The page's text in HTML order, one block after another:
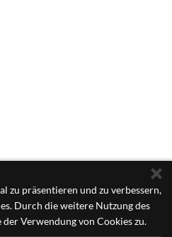
zu präsentieren und zu verbessern,
Durch die weitere Nutzung des
Verwendung von Cookies zu.